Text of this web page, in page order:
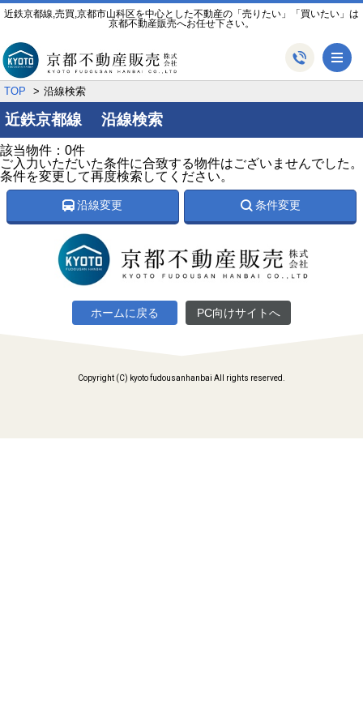
近鉄京都線,売買,京都市山科区を中心とした不動産の「売りたい」「買いたい」は
京都不動産販売へお任せ下さい。
TOP 沿線検索
近鉄京都線 沿線検索
該当物件：0件
ご入力いただいた条件に合致する物件はございませんでした。
条件を変更して再度検索してください。
沿線変更 条件変更
ホームに戻る PC向けサイトへ
Copyright (C) kyoto fudousanhanbai All rights reserved.